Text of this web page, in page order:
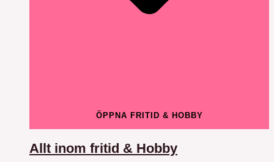
ÖPPNA FRITID & HOBBY
Allt inom fritid & Hobby